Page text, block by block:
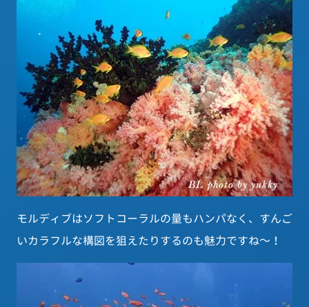
モルディブはソフトコーラルの量もハンパなく、すんご
いカラフルな構図を狙えたりするのも魅力ですね～！